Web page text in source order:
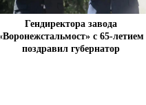
Гендиректора завода
с 65-летием
поздравил губернатор